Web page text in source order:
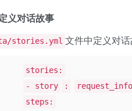
义对话故事
stories.yml 文件中定义对
stories:
- story
:
steps: